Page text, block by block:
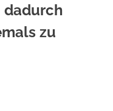
dadurch
zu